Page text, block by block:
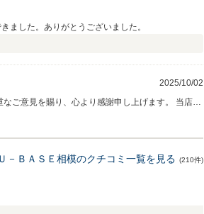
ました。ありがとうございました。
2025/10/02
ご意見を賜り、心より感謝申し上げます。 当店で
よろしくお願いいたします。
－ＢＡＳＥ相模のクチコミ一覧を見る (210件)